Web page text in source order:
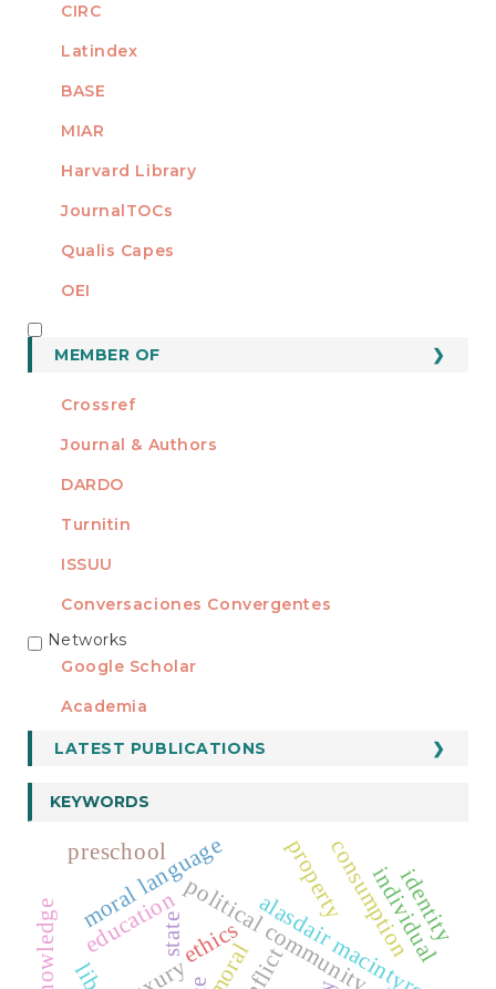
CIRC
Latindex
BASE
MIAR
Harvard Library
JournalTOCs
Qualis Capes
OEI
MEMBER OF
Crossref
Journal & Authors
DARDO
Turnitin
ISSUU
Conversaciones Convergentes
REDES
Networks
Google Scholar
Academia
LATEST PUBLICATIONS
KEYWORDS
alasdair macintyre
political community
ethics
moral language consumption
moral
property individual
state
education
preschool
identity